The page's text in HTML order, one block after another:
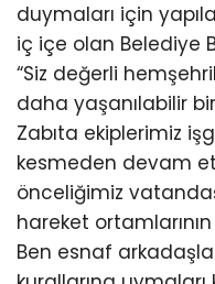
duymaları için
iç içe olan Belediye
“Siz değerli
daha yaşanılabilir
Zabıta ekiplerimiz
kesmeden devam
önceliğimiz
hareket
Ben esnaf